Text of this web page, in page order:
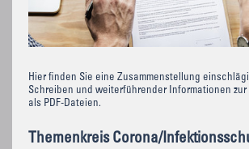
Hier finden Sie eine Zusammenstellung
Schreiben und weiterführender Informationen zur
als PDF-Dateien.
Themenkreis Corona/